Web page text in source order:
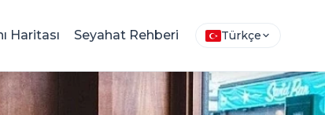
Haritası Seyahat Rehberi Türkçe